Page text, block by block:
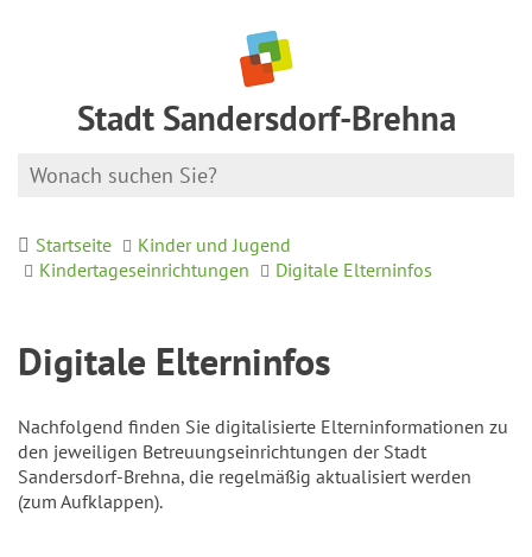
Stadt Sandersdorf-Brehna
Startseite
Kinder und Jugend
Kindertageseinrichtungen
Digitale Elterninfos
Digitale Elterninfos
Nachfolgend finden Sie digitalisierte Elterninformationen zu
den jeweiligen Betreuungseinrichtungen der Stadt
Sandersdorf-Brehna, die regelmäßig aktualisiert werden
(zum Aufklappen).